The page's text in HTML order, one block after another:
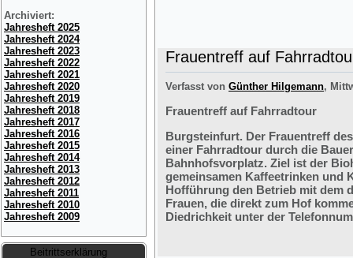
Archiviert:
Jahresheft 2025
Jahresheft 2024
Jahresheft 2023
Jahresheft 2022
Jahresheft 2021
Jahresheft 2020
Jahresheft 2019
Jahresheft 2018
Jahresheft 2017
Jahresheft 2016
Jahresheft 2015
Jahresheft 2014
Jahresheft 2013
Jahresheft 2012
Jahresheft 2011
Jahresheft 2010
Jahresheft 2009
Beitrittserklärung
Frauentreff auf
Verfasst von Günther Hilgemann,
Frauentreff auf Fahrradtour
Burgsteinfurt. Der Frauentreff
einer Fahrradtour durch die
Bahnhofsvorplatz. Ziel ist der
gemeinsamen Kaffeetrinken und
Hofführung den Betrieb mit dem
Frauen, die direkt zum Hof
Diedrichkeit unter der